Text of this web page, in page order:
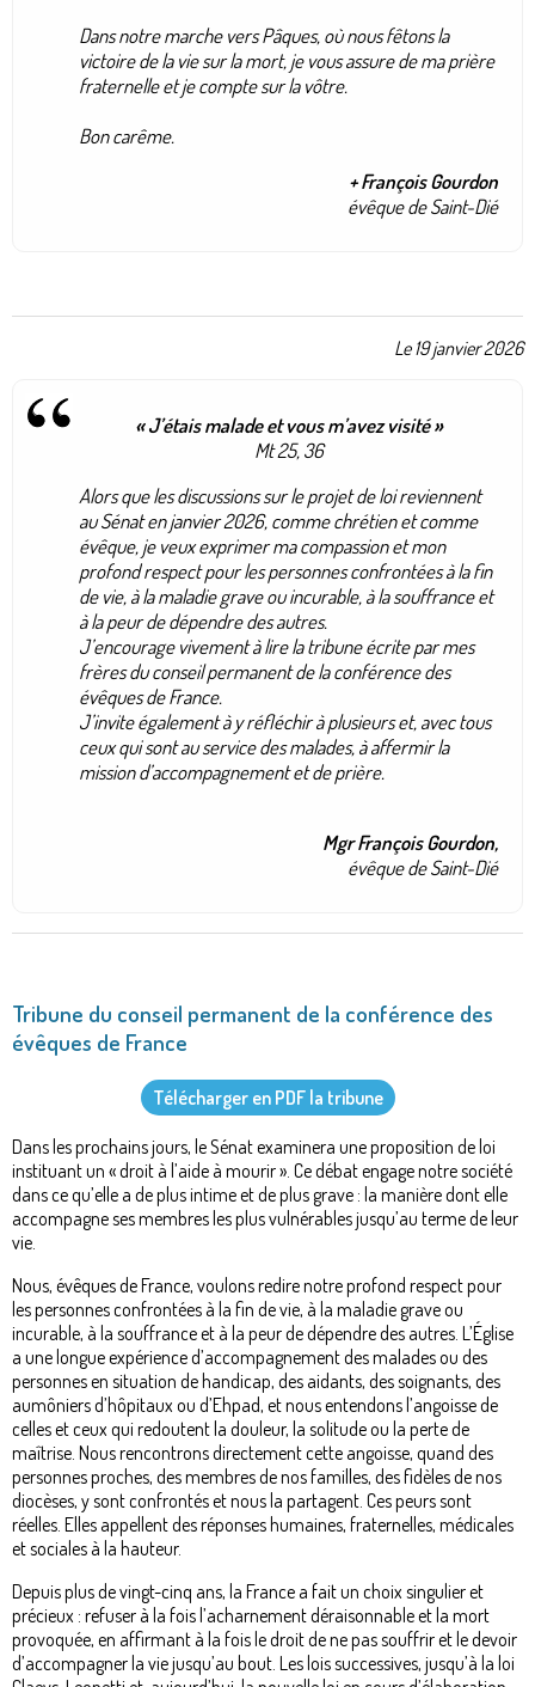
Dans notre marche vers Pâques, où nous fêtons la
victoire de la vie sur la mort, je vous assure de ma prière
fraternelle et je compte sur la vôtre.
Bon carême.
+ François Gourdon
évêque de Saint-Dié
Le 19 janvier 2026
« J’étais malade et vous m’avez visité »
Mt 25, 36
Alors que les discussions sur le projet de loi reviennent
au Sénat en janvier 2026, comme chrétien et comme
évêque, je veux exprimer ma compassion et mon
profond respect pour les personnes confrontées à la fin
de vie, à la maladie grave ou incurable, à la souffrance et
à la peur de dépendre des autres.
J’encourage vivement à lire la tribune écrite par mes
frères du conseil permanent de la conférence des
évêques de France.
J’invite également à y réfléchir à plusieurs et, avec tous
ceux qui sont au service des malades, à affermir la
mission d’accompagnement et de prière.
Mgr François Gourdon,
évêque de Saint-Dié
Tribune du conseil permanent de la conférence des
évêques de France
Télécharger en PDF la tribune
Dans les prochains jours, le Sénat examinera une proposition de loi
instituant un « droit à l’aide à mourir ». Ce débat engage notre société
dans ce qu’elle a de plus intime et de plus grave : la manière dont elle
accompagne ses membres les plus vulnérables jusqu’au terme de leur
vie.
Nous, évêques de France, voulons redire notre profond respect pour
les personnes confrontées à la fin de vie, à la maladie grave ou
incurable, à la souffrance et à la peur de dépendre des autres. L’Église
a une longue expérience d’accompagnement des malades ou des
personnes en situation de handicap, des aidants, des soignants, des
aumôniers d’hôpitaux ou d’Ehpad, et nous entendons l’angoisse de
celles et ceux qui redoutent la douleur, la solitude ou la perte de
maîtrise. Nous rencontrons directement cette angoisse, quand des
personnes proches, des membres de nos familles, des fidèles de nos
diocèses, y sont confrontés et nous la partagent. Ces peurs sont
réelles. Elles appellent des réponses humaines, fraternelles, médicales
et sociales à la hauteur.
Depuis plus de vingt-cinq ans, la France a fait un choix singulier et
précieux : refuser à la fois l’acharnement déraisonnable et la mort
provoquée, en affirmant à la fois le droit de ne pas souffrir et le devoir
d’accompagner la vie jusqu’au bout. Les lois successives, jusqu’à la loi